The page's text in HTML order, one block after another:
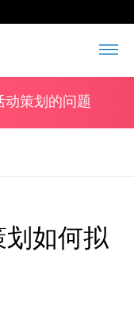
动策划的问题
如何拟